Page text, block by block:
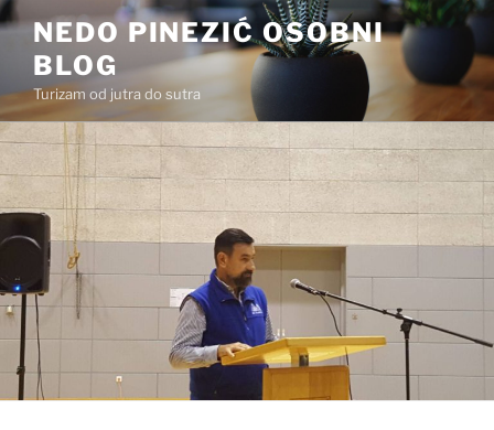
Preskoči
sadržaj
NEDO PINEZIĆ OSOBNI
BLOG
Turizam od jutra do sutra